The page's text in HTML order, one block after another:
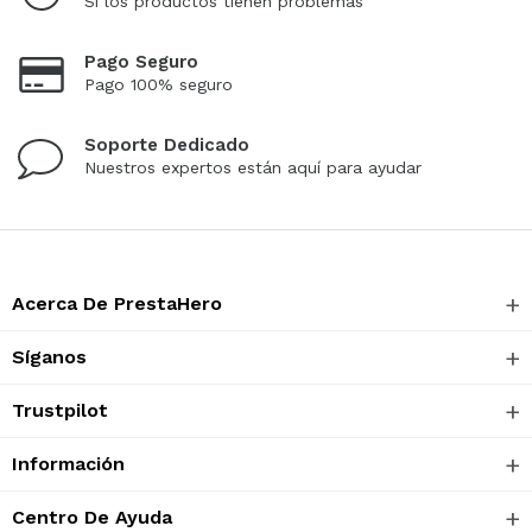
Pago Seguro
Pago 100% seguro
Soporte Dedicado
Nuestros expertos están aquí para ayudar
Acerca De PrestaHero
Síganos
Trustpilot
Información
Centro De Ayuda